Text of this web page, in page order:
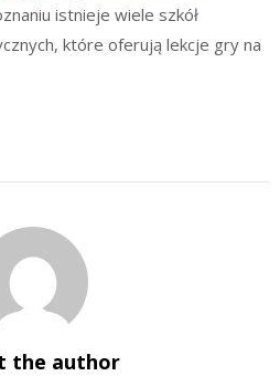
istnieje wiele szkół
które oferują lekcje gry na
the author